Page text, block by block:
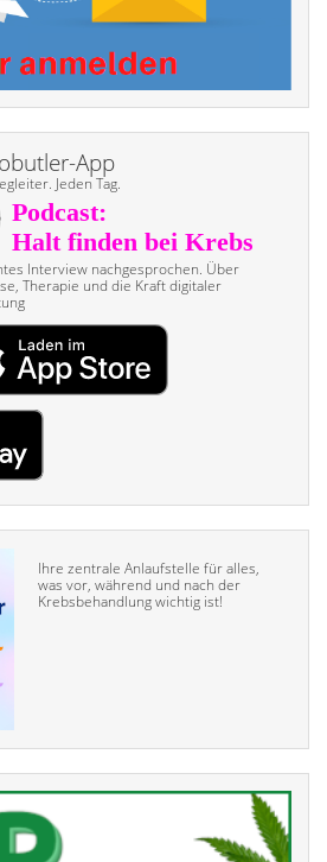
App
Jeden Tag.
Interview nach­gesprochen. Über
Therapie und die Kraft digitaler
Ihre zentrale Anlaufstelle für alles,
was vor, während und nach der
Krebsbehandlung wichtig ist!